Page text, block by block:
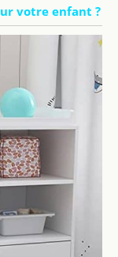
votre enfant ?